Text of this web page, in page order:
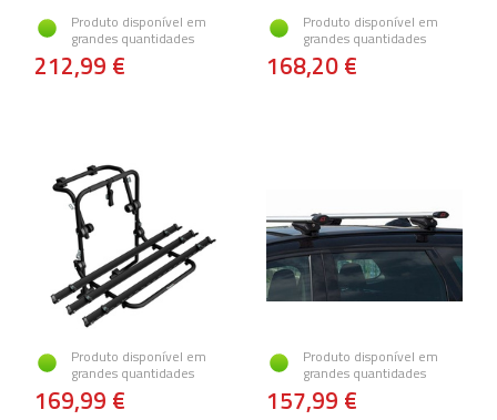
Produto disponível em
grandes quantidades
212,99 €
Produto disponível em
grandes quantidades
168,20 €
Produto disponível em
grandes quantidades
169,99 €
Produto disponível em
grandes quantidades
157,99 €